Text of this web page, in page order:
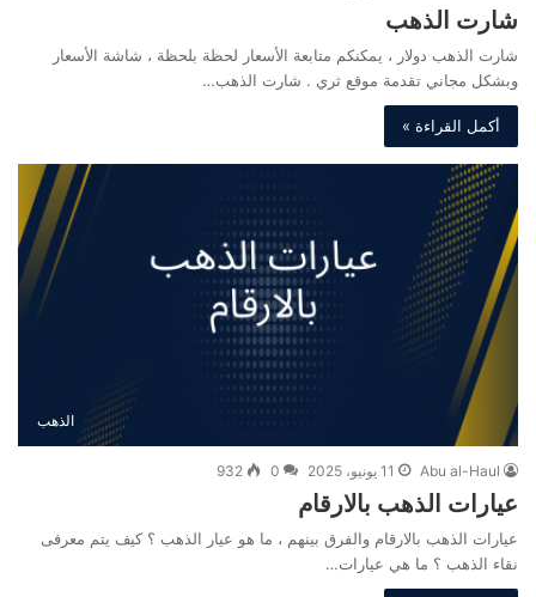
شارت الذهب
شارت الذهب دولار ، يمكنكم متابعة الأسعار لحظة بلحظة ، شاشة الأسعار
وبشكل مجاني تقدمة موقع ثري . شارت الذهب…
أكمل القراءة »
الذهب
Abu al-Haul 11 يونيو، 2025 0
932
عيارات الذهب بالارقام
عيارات الذهب بالارقام والفرق بينهم ، ما هو عيار الذهب ؟ كيف يتم معرفى
نقاء الذهب ؟ ما هي عيارات…